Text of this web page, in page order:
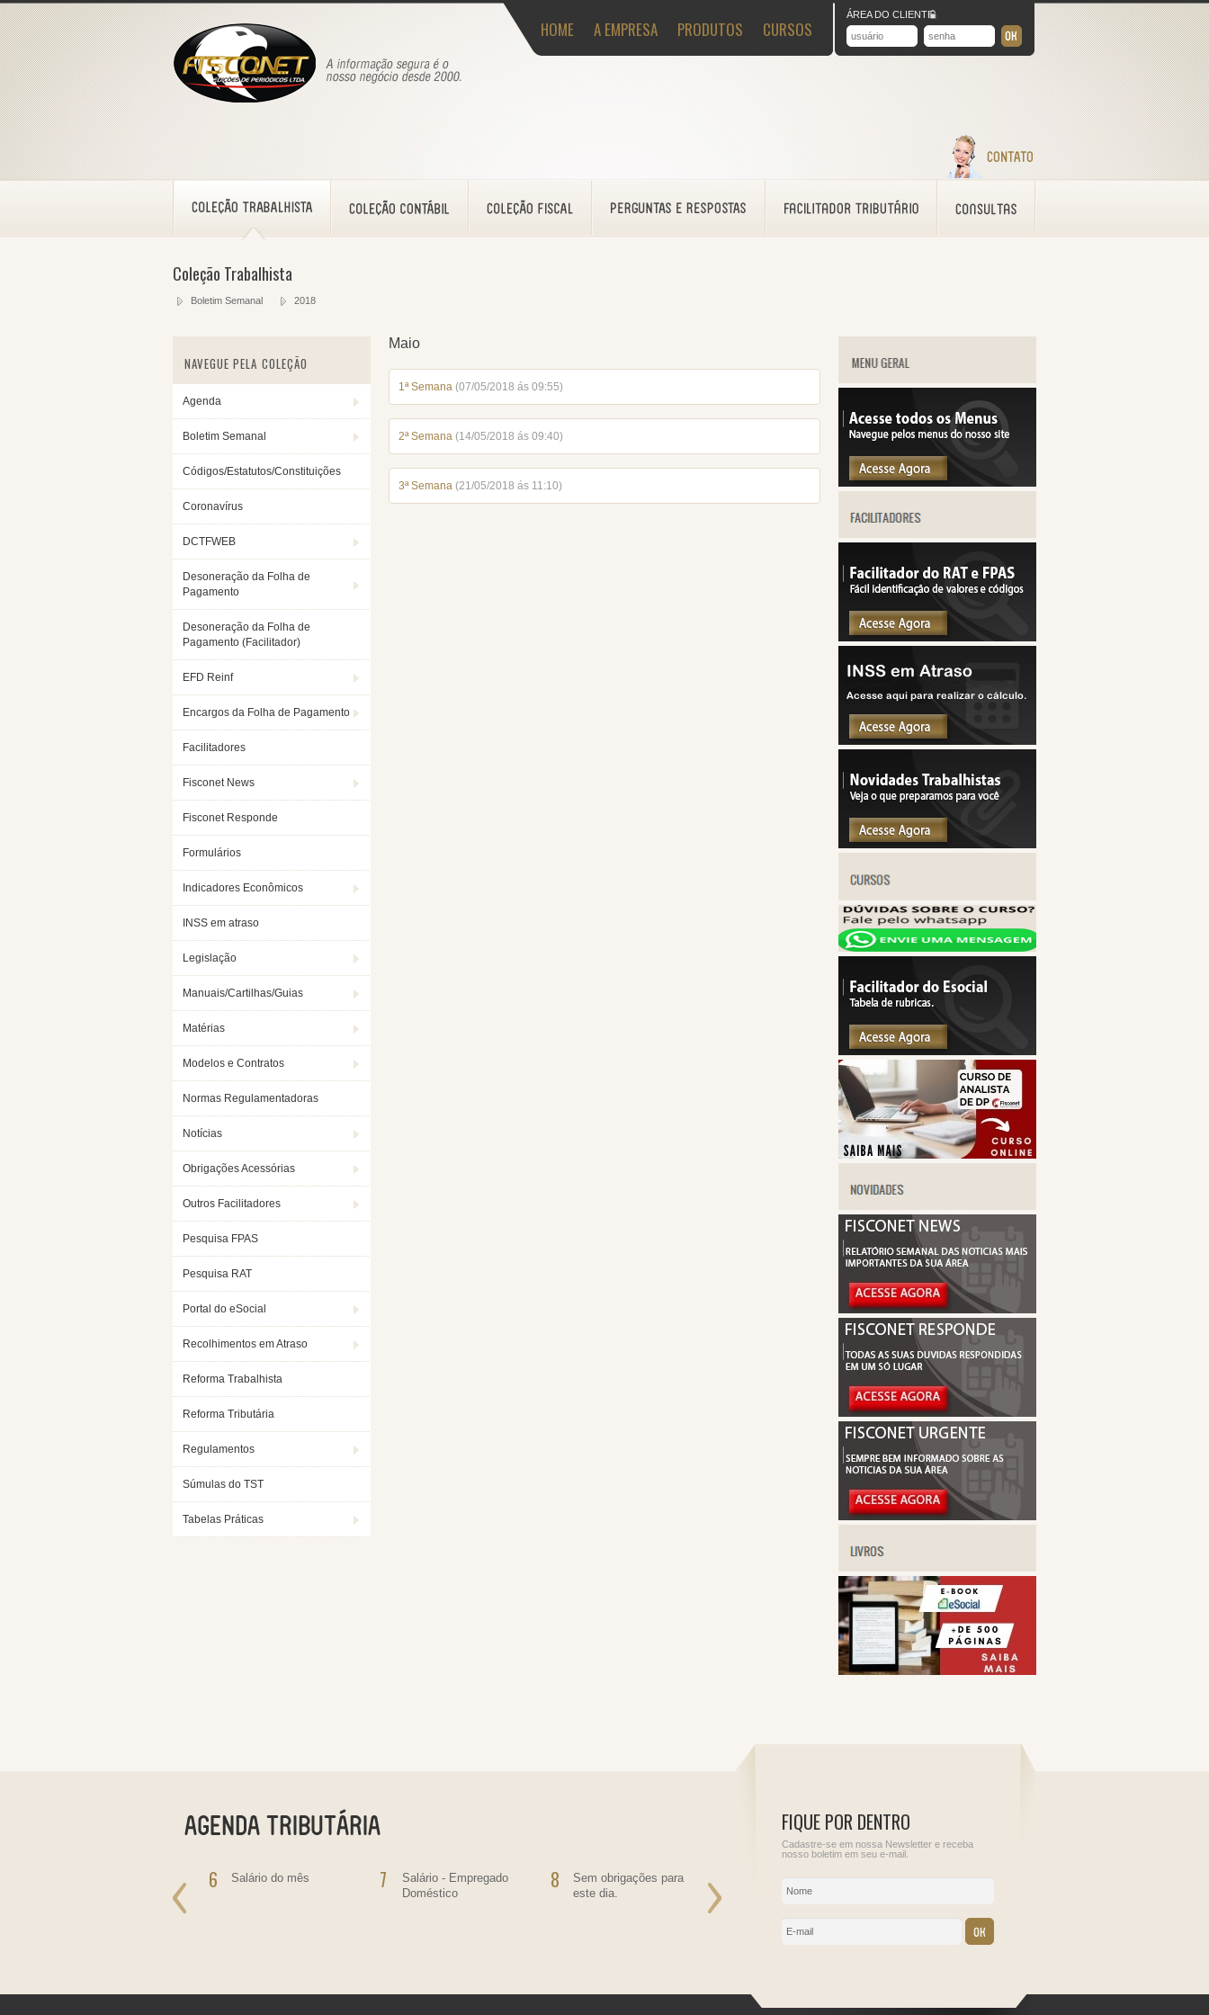
HOME A EMPRESA PRODUTOS CURSOS
ÁREA DO CLIENTE
Coleção Trabalhista
Boletim Semanal 2018
NAVEGUE PELA COLEÇÃO
Agenda
Boletim Semanal
Códigos/Estatutos/Constituições
Coronavírus
DCTFWEB
Desoneração da Folha de
Pagamento
Desoneração da Folha de
Pagamento (Facilitador)
EFD Reinf
Encargos da Folha de Pagamento
Facilitadores
Fisconet News
Fisconet Responde
Formulários
Indicadores Econômicos
INSS em atraso
Legislação
Manuais/Cartilhas/Guias
Matérias
Modelos e Contratos
Normas Regulamentadoras
Notícias
Obrigações Acessórias
Outros Facilitadores
Pesquisa FPAS
Pesquisa RAT
Portal do eSocial
Recolhimentos em Atraso
Reforma Trabalhista
Reforma Tributária
Regulamentos
Súmulas do TST
Tabelas Práticas
Maio
1ª Semana (07/05/2018 ás 09:55)
2ª Semana (14/05/2018 ás 09:40)
3ª Semana (21/05/2018 ás 11:10)
Operações Financeiras
Próprio, Prêmios, Multas
6 Salário do mês 7
Salário - Empregado
Doméstico
8
Sem obrigações para
este dia.
Sem obrigações para
este dia.
Informe de Rendimentos
IRRF - Juros de
contratante de
FIQUE POR DENTRO
Cadastre-se em nossa Newsletter e receba
nosso boletim em seu e-mail.